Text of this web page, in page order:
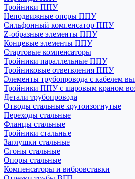
Тройники ППУ
Неподвижные опоры ППУ
Cильфонный компенсатор ППУ
Z-образные элементы ППУ
Концевые элементы ППУ
Стартовые компенсаторы
Тройники параллельные ППУ
Тройниковые ответвления ППУ
Элементы трубопровода с кабелем
Тройники ППУ с шаровым краном
Детали трубопровода
Отводы стальные крутоизогнутые
Переходы стальные
Фланцы стальные
Тройники стальные
Заглушки стальные
Сгоны стальные
Опоры стальные
Компенсаторы и вибровставки